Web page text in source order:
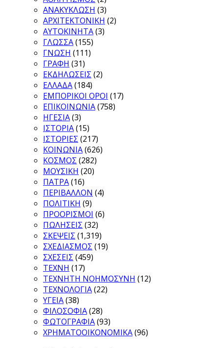
ΑΝΑΚΥΚΛΩΣΗ (3)
ΑΡΧΙΤΕΚΤΟΝΙΚΗ (2)
ΑΥΤΟΚΙΝΗΤΑ(3)
ΓΛΩΣΣΑ(155)
ΓΝΩΣΗ (111)
ΓΡΑΦΗ (31)
ΕΚΔΗΛΩΣΕΙΣ (2)
ΕΛΛΑΔΑ(184)
ΕΜΠΟΡΙΚΟΙ ΟΡΟΙ (17)
ΕΠΙΚΟΙΝΩΝΙΑ(758)
ΗΓΕΣΙΑ(3)
ΙΣΤΟΡΙΑ(15)
ΙΣΤΟΡΙΕΣ (217)
ΚΟΙΝΩΝΙΑ(626)
ΚΟΣΜΟΣ (282)
ΜΟΥΣΙΚΗ (20)
ΠΑΤΡΑ(16)
ΠΕΡΙΒΑΛΛΟΝ (4)
ΠΟΛΙΤΙΚΗ (9)
ΠΡΟΟΡΙΣΜΟΙ (6)
ΠΩΛΗΣΕΙΣ (32)
ΣΚΕΨΕΙΣ (1,319)
ΣΧΕΔΙΑΣΜΟΣ (19)
ΣΧΕΣΕΙΣ (459)
ΤΕΧΝΗ (17)
ΤΕΧΝΗΤΗ ΝΟΗΜΟΣΥΝΗ (12)
ΤΕΧΝΟΛΟΓΙΑ(22)
ΥΓΕΙΑ(38)
ΦΙΛΟΣΟΦΙΑ(28)
ΦΩΤΟΓΡΑΦΙΑ(93)
ΧΡΗΜΑΤΟΟΙΚΟΝΟΜΙΚΑ(96)